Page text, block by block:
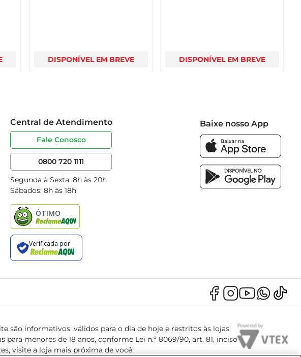
DISPONÍVEL EM BREVE DISPONÍVEL EM BREVE
Central de Atendimento
Fale Conosco
0800 720 1111
Segunda à Sexta: 8h às 20h
Sábados: 8h às 18h
Baixe nosso App
são informativos, válidos para o dia de hoje e restritos às lojas
menores de 18 anos, conforme Lei n.º 8069/90, art. 81, inciso
visite a loja mais próxima de você.